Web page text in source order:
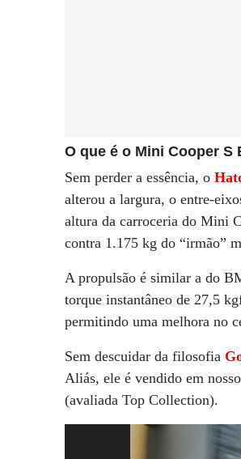
O que é o Mini Cooper S
Sem perder a essência, o
alterou a largura, o entre-
altura da carroceria do Mini
contra 1.175 kg do “irmão”
A propulsão é similar a do
torque instantâneo de 27,5
permitindo uma melhora no
Sem descuidar da filosofia
Aliás, ele é vendido em
(avaliada Top Collection).